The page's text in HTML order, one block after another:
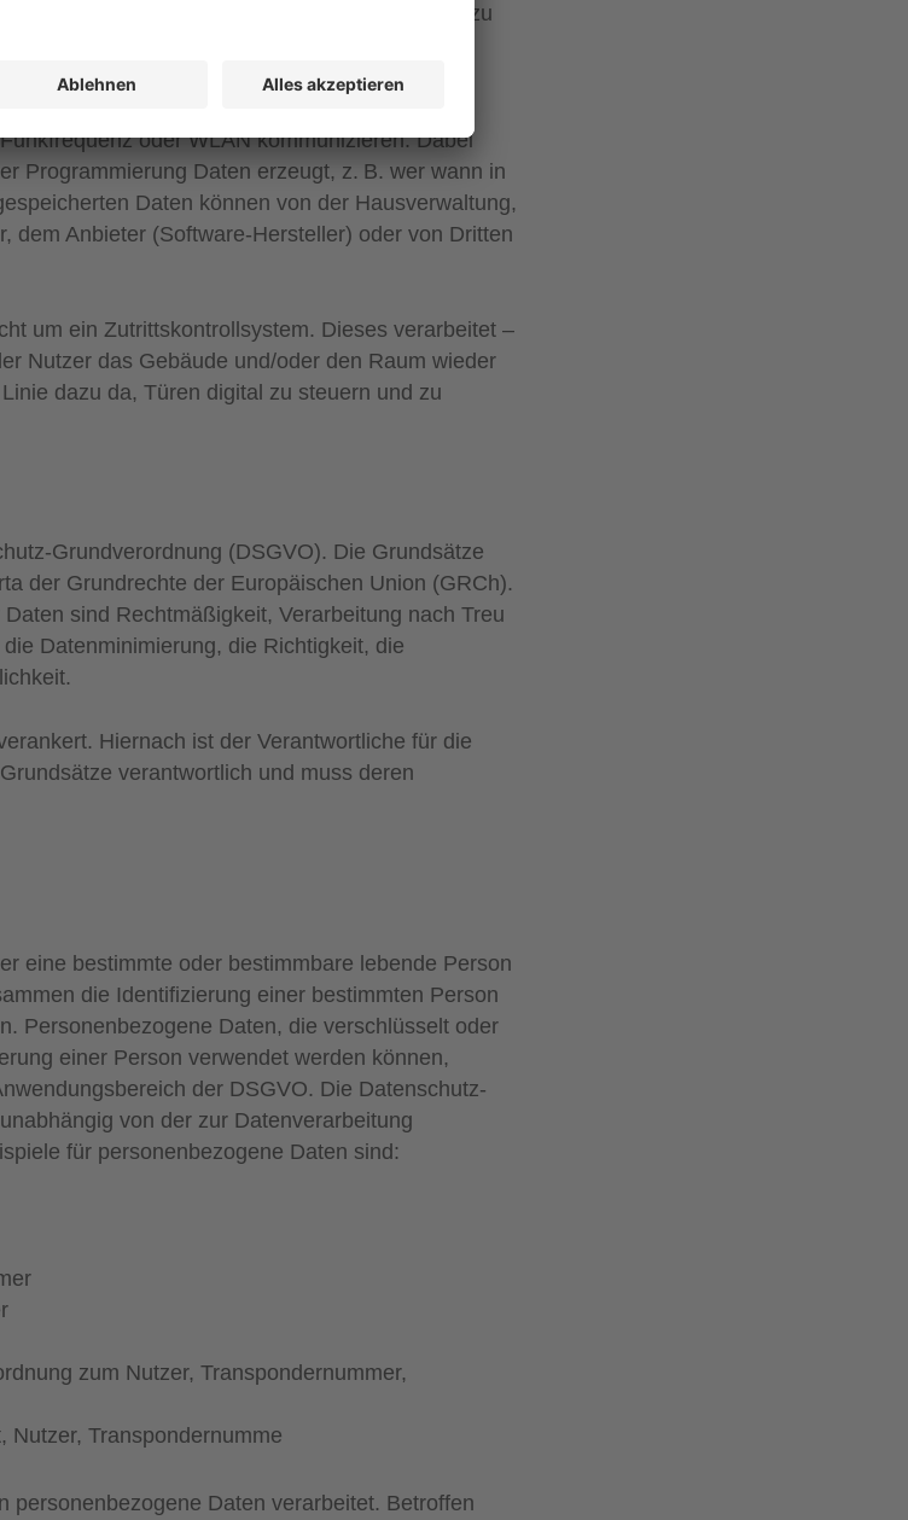
deaktiviert werden, um einen weiteren Zutritt zu
digital. Der Transponder und andere
oder WLAN kommunizieren. Dabei
Programmierung Daten erzeugt, z. B. wer wann in
Daten können von der Hausverwaltung,
dem Anbieter (Software-Hersteller) oder von Dritten
um ein Zutrittskontrollsystem. Dieses verarbeitet –
Nutzer das Gebäude und/oder den Raum wieder
dazu da, Türen digital zu steuern und zu
Grundverordnung (DSGVO). Die Grundsätze
der Grundrechte der Europäischen Union (GRCh).
sind Rechtmäßigkeit, Verarbeitung nach Treu
Datenminimierung, die Richtigkeit, die
Hiernach ist der Verantwortliche für die
verantwortlich und muss deren
eine bestimmte oder bestimmbare lebende Person
die Identifizierung einer bestimmten Person
Personenbezogene Daten, die verschlüsselt oder
einer Person verwendet werden können,
der DSGVO. Die Datenschutz-
von der zur Datenverarbeitung
für personenbezogene Daten sind:
zum Nutzer, Transpondernummer,
Nutzer, Transpondernumme
Daten verarbeitet. Betroffen